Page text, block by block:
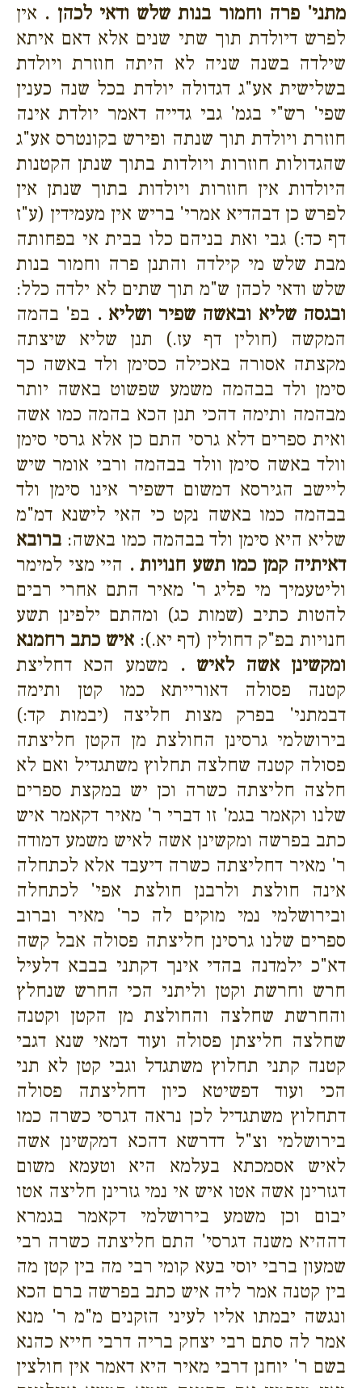
מתני' פרה וחמור בנות שלש ודאי לכהן . אין
לפרש דיולדת תוך שתי שנים אלא דאם איתא
שילדה בשנה שניה לא היתה חוזרת ויולדת
בשלישית אע"ג דגדולה יולדת בכל שנה כענין
שפי' רש"י בגמ' גבי גדייה דאמר יולדת אינה
חוזרת ויולדת תוך שנתה ופירש בקונטרס אע"ג
שהגדולות חוזרות ויולדות בתוך שנתן הקטנות
היולדות אין חוזרות ויולדות בתוך שנתן אין
לפרש כן דבהדיא אמרי' בריש אין מעמידין (ע"ז
דף כד:) גבי ואת בניהם כלו בבית אי בפחותה
מבת שלש מי קילדה והתנן פרה וחמור בנות
שלש ודאי לכהן ש"מ תוך שתים לא ילדה כלל:
ובגסה שליא ובאשה שפיר ושליא . בפ' בהמה
המקשה (חולין דף עז.) תנן שליא שיצתה
מקצתה אסורה באכילה כסימן ולד באשה כך
סימן ולד בבהמה משמע שפשוט באשה יותר
מבהמה ותימה דהכי תנן הכא בהמה כמו אשה
ואית ספרים דלא גרסי התם כן אלא גרסי סימן
וולד באשה סימן וולד בבהמה ורבי אומר שיש
ליישב הגירסא דמשום דשפיר אינו סימן ולד
בבהמה כמו באשה נקט כי האי לישנא דמ"מ
שליא היא סימן ולד בבהמה כמו באשה: ברובא
דאיתיה קמן כמו תשע חנויות . היי מצי למימר
וליטעמיך מי פליג ר' מאיר התם אחרי רבים
להטות כתיב (שמות כג) ומהתם ילפינן תשע
חנויות בפ"ק דחולין (דף יא.):איש כתב רחמנא
ומקשינן אשה לאיש . משמע הכא דחליצת
קטנה פסולה דאורייתא כמו קטן ותימה
דבמתני' בפרק מצות חליצה (יבמות קד:)
בירושלמי גרסינן החולצת מן הקטן חליצתה
פסולה קטנה שחלצה תחלוץ משתגדיל ואם לא
חלצה חליצתה כשרה וכן יש במקצת ספרים
שלנו וקאמר בגמ' זו דברי ר' מאיר דקאמר איש
כתב בפרשה ומקשינן אשה לאיש משמע דמודה
ר' מאיר דחליצתה כשרה דיעבד אלא לכתחלה
אינה חולצת ולרבנן חולצת אפי' לכתחלה
ובירושלמי נמי מוקים לה כר' מאיר וברוב
ספרים שלנו גרסינן חליצתה פסולה אבל קשה
דא"כ ילמדנה בהדי אינך דקתני בבבא דלעיל
חרש וחרשת וקטן וליתני הכי החרש שנחלץ
והחרשת שחלצה והחולצת מן הקטן וקטנה
שחלצה חליצתן פסולה ועוד דמאי שנא דגבי
קטנה קתני תחלוץ משתגדל וגבי קטן לא תני
הכי ועוד דפשיטא כיון דחליצתה פסולה
דתחלוץ משתגדיל לכן נראה דגרסי כשרה כמו
בירושלמי וצ"ל דדרשא דהכא דמקשינן אשה
לאיש אסמכתא בעלמא היא וטעמא משום
דגזרינן אשה אטו איש אי נמי גזרינן חליצה אטו
יבום וכן משמע בירושלמי דקאמר בגמרא
דההיא משנה דגרסי' התם חליצתה כשרה רבי
שמעון ברבי יוסי בעא קומי רבי מה בין קטן מה
בין קטנה אמר ליה איש כתב בפרשה ברם הכא
ונגשה יבמתו אליו לעיני הזקנים מ"מ ר' מנא
אמר לה סתם רבי יצחק בריה דרבי חייא כהנא
בשם ר' יוחנן דרבי מאיר היא דאמר אין חולצין